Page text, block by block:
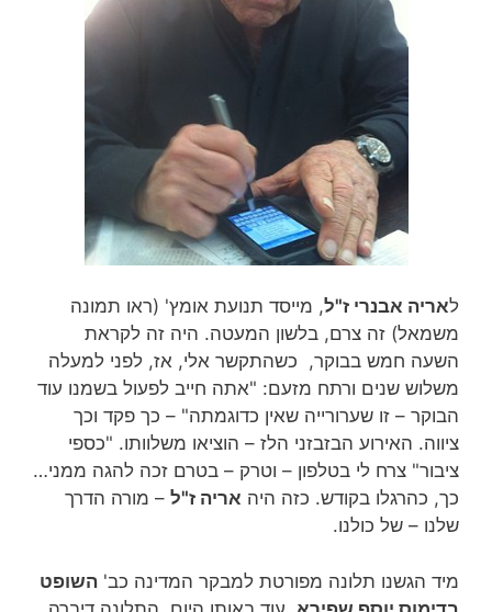
לאריה אבנרי ז"ל, מייסד תנועת אומץ' (ראו תמונה
משמאל) זה צרם, בלשון המעטה. היה זה לקראת
השעה חמש בבוקר, כשהתקשר אלי, אז, לפני למעלה
משלוש שנים ורתח מזעם: "אתה חייב לפעול בשמנו עוד
הבוקר – זו שערורייה שאין כדוגמתה" – כך פקד וכך
ציווה. האירוע הבזבזני הלז – הוציאו משלוותו. "כספי
ציבור" צרח לי בטלפון – וטרק – בטרם זכה להגה ממני…
כך, כהרגלו בקודש. כזה היה אריה ז"ל – מורה הדרך
שלנו – של כולנו.
מיד הגשנו תלונה מפורטת למבקר המדינה כב' השופט